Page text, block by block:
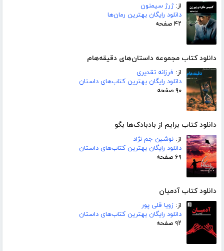
از:ژرژ سیمنون
دانلود رایگان بهترین رمان‌ها
۴۲ صفحه
دانلود کتاب مجموعه داستان‌های دقیقه‌هام
از: فرزانه تقدیری
دانلود رایگان بهترین کتاب‌های داستان
۹۰ صفحه
دانلود کتاب برایم از بادبادک‌ها بگو
از: نوشین جم نژاد
دانلود رایگان بهترین کتاب‌های داستان
۶۹ صفحه
دانلود کتاب آدمیان
از: زویا قلی پور
دانلود رایگان بهترین کتاب‌های داستان
۹۲ صفحه